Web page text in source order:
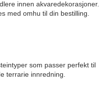
innen akvaredekorasjoner.
med omhu til din bestilling.
som passer perfekt til
terrarie innredning.